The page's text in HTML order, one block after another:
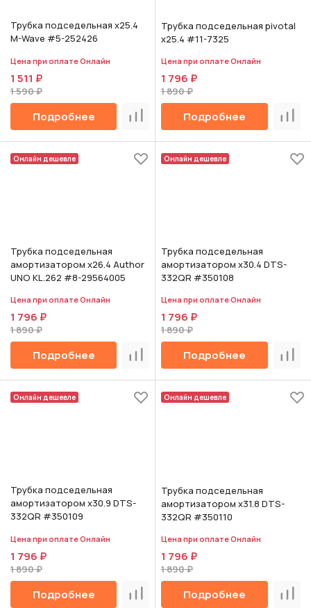
Трубка подседельная х25.4
M-Wave #5-252426
Цена при оплате Онлайн
1 511 ₽
1 590 ₽
Подробнее Сравнить
Трубка подседельная pivotal
х25.4 #11-7325
Цена при оплате Онлайн
1 796 ₽
1 890 ₽
Подробнее
Онлайн дешевле
Трубка подседельная
амортизатором х26.4 Author
UNO KL.262 #8-29564005
Цена при оплате Онлайн
1 796 ₽
1 890 ₽
Подробнее Сравнить
Онлайн дешевле
Трубка подседельная
амортизатором х30.4 DTS-
332QR #350108
Цена при оплате Онлайн
1 796 ₽
1 890 ₽
Подробнее
Онлайн дешевле
Трубка подседельная
амортизатором х30.9 DTS-
332QR #350109
Цена при оплате Онлайн
1 796 ₽
1 890 ₽
Подробнее Сравнить
Онлайн дешевле
Трубка подседельная
амортизатором х31.8 DTS-
332QR #350110
Цена при оплате Онлайн
1 796 ₽
1 890 ₽
Подробнее